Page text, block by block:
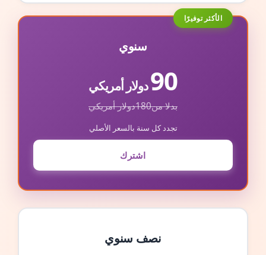
الأكثر توفيرًا
سنوي
90دولار أمريكي
بدلا من180دولار أمريكي
تجدد كل سنة بالسعر الأصلي
اشترك
نصف سنوي